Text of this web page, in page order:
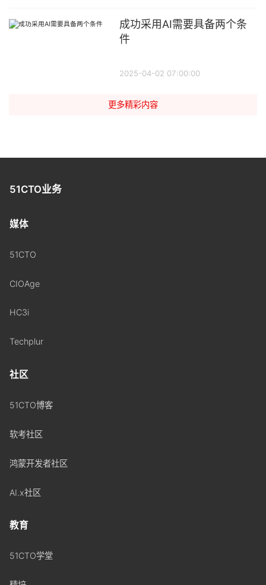
成功采用AI需要具备两个条
件
2025-04-02 07:00:00
更多精彩内容
51CTO业务
媒体
51CTO
CIOAge
HC3i
Techplur
社区
51CTO博客
软考社区
鸿蒙开发者社区
AI.x社区
教育
51CTO学堂